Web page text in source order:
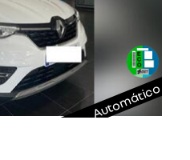
Automático